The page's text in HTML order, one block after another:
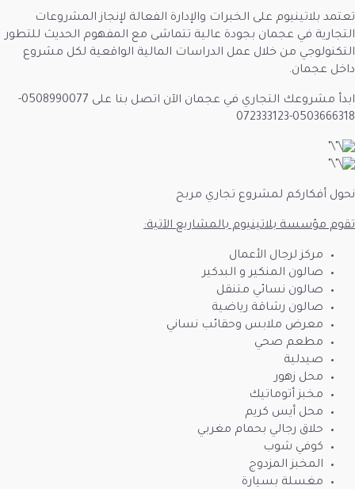
والإدارة الفعالة لإﻧﺠﺎز اﻟﻤﺸروعات
ﻋﺎﻟﻴﺔ ﺗﺘﻤﺎﺷﻰ ﻣﻊ اﻟﻤﻔﻬﻮم اﻟﺤﺪﻳﺚ ﻟﻠﺘﻄﻮر
اﻟﺪراﺳﺎت اﻟﻤﺎﻟﻴﺔ اﻟﻮاﻗﻌﻴﺔ ﻟﻜﻞ ﻣﺸﺮوع
ابدأ مشروعك التجاري في عجمان الآن اتصل بنا على 0508990077-
تجاري مربح
بالمشاريع الآتية:
البدكير
نساني
مغربي